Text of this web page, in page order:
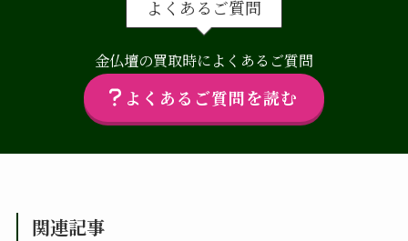
よくあるご質問
金仏壇の買取時によくあるご質問
よくあるご質問を読む
関連記事